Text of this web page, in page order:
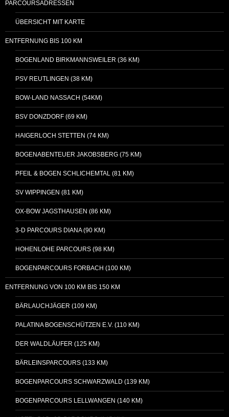
PARCOURSADRESSEN
ÜBERSICHT MIT KARTE
ENTFERNUNG BIS 100 KM
BOGENLAND BIRKMANNSWEILER (36 KM)
PSV REUTLINGEN (38 KM)
BOW-LAND NASSACH (54KM)
BSV DONZDORF (69 KM)
HAIGERLOCH STETTEN (74 KM)
BOGENABENTEUER JAKOBSBERG (75 KM)
PFEIL & BOGEN SCHLICHEMTAL (81 KM)
SV WIPPINGEN (81 KM)
OX-BOW JAGSTHAUSEN (86 KM)
3-D PARCOURS DIANA (90 KM)
HOHENLOHE PARCOURS (98 KM)
BOGENPARCOURS FORBACH (100 KM)
ENTFERNUNG VON 100 KM BIS 150 KM
BÄRLAUCHJÄGER (109 KM)
PALATINA BOGENSCHÜTZEN E.V. (110 KM)
DER WALDLÄUFER (125 KM)
BÄRLEINSPARCOURS (133 KM)
BOGENPARCOURS SCHWARZWALD (139 KM)
BOGENPARCOURS LELLWANGEN (140 KM)